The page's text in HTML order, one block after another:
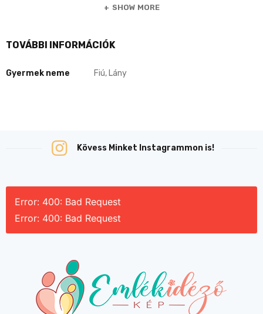
SHOW MORE
TOVÁBBI INFORMÁCIÓK
Gyermek neme Fiú, Lány
Kövess Minket Instagrammon is!
Error: 400: Bad Request
Error: 400: Bad Request